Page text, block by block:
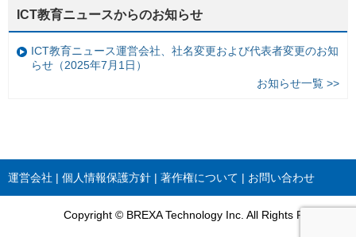
ICT教育ニュースからのお知らせ
ICT教育ニュース運営会社、社名変更および代表者変更のお知
らせ（2025年7月1日）
お知らせ一覧 >>
運営会社 個人情報保護方針 著作権について お問い合わせ
Copyright © BREXA Technology Inc. All Rights Reserved.